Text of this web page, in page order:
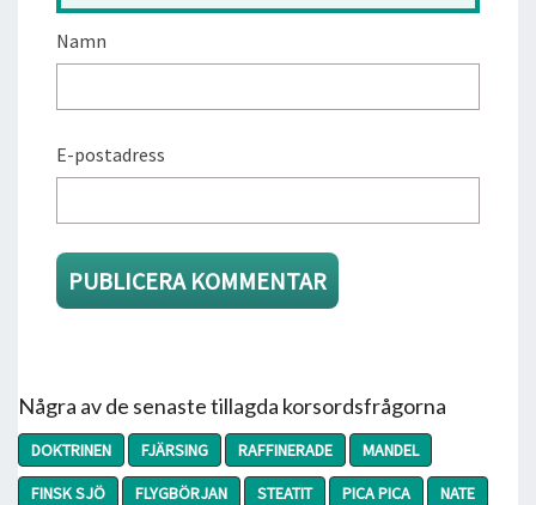
Namn
E-postadress
Några av de senaste tillagda korsordsfrågorna
DOKTRINEN FJÄRSING RAFFINERADE
MANDEL
FINSK SJÖ
FLYGBÖRJAN STEATIT PICA PICA
NATE